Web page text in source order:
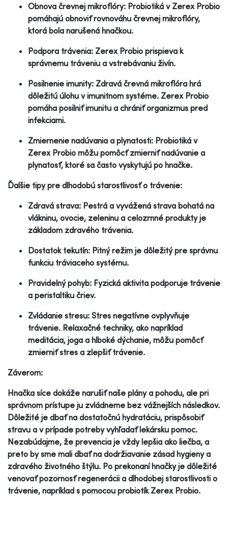
Obnova črevnej mikroflóry: Probiotiká v Zerex Probio
pomáhajú obnoviť rovnováhu črevnej mikroflóry,
ktorá bola narušená hnačkou.
Podpora trávenia: Zerex Probio prispieva k
správnemu tráveniu a vstrebávaniu živín.
Posilnenie imunity: Zdravá črevná mikroflóra hrá
dôležitú úlohu v imunitnom systéme. Zerex Probio
pomáha posilniť imunitu a chrániť organizmus pred
infekciami.
Zmiernenie nadúvania a plynatosti: Probiotiká v
Zerex Probio môžu pomôcť zmierniť nadúvanie a
plynatosť, ktoré sa často vyskytujú po hnačke.
Ďalšie tipy pre dlhodobú starostlivosť o trávenie:
Zdravá strava: Pestrá a vyvážená strava bohatá na
vlákninu, ovocie, zeleninu a celozrnné produkty je
základom zdravého trávenia.
Dostatok tekutín: Pitný režim je dôležitý pre správnu
funkciu tráviaceho systému.
Pravidelný pohyb: Fyzická aktivita podporuje trávenie
a peristaltiku čriev.
Zvládanie stresu: Stres negatívne ovplyvňuje
trávenie. Relaxačné techniky, ako napríklad
meditácia, joga a hlboké dýchanie, môžu pomôcť
zmierniť stres a zlepšiť trávenie.
Záverom:
Hnačka síce dokáže narušiť naše plány a pohodu, ale pri
správnom prístupe ju zvládneme bez vážnejších následkov.
Dôležité je dbať na dostatočnú hydratáciu, prispôsobiť
stravu a v prípade potreby vyhľadať lekársku pomoc.
Nezabúdajme, že prevencia je vždy lepšia ako liečba, a
preto by sme mali dbať na dodržiavanie zásad hygieny a
zdravého životného štýlu. Po prekonaní hnačky je dôležité
venovať pozornosť regenerácii a dlhodobej starostlivosti o
trávenie, napríklad s pomocou probiotík Zerex Probio.